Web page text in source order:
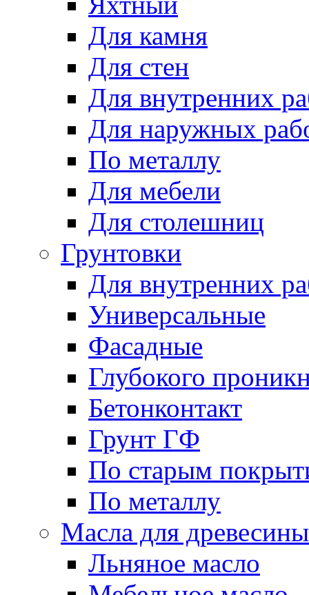
Для камня
Для стен
Для внутренних
Для наружных
По металлу
Для мебели
Для столешниц
Грунтовки
Для внутренних
Универсальные
Фасадные
Глубокого
Бетонконтакт
Грунт ГФ
По старым
По металлу
Масла для древесины
Льняное масло